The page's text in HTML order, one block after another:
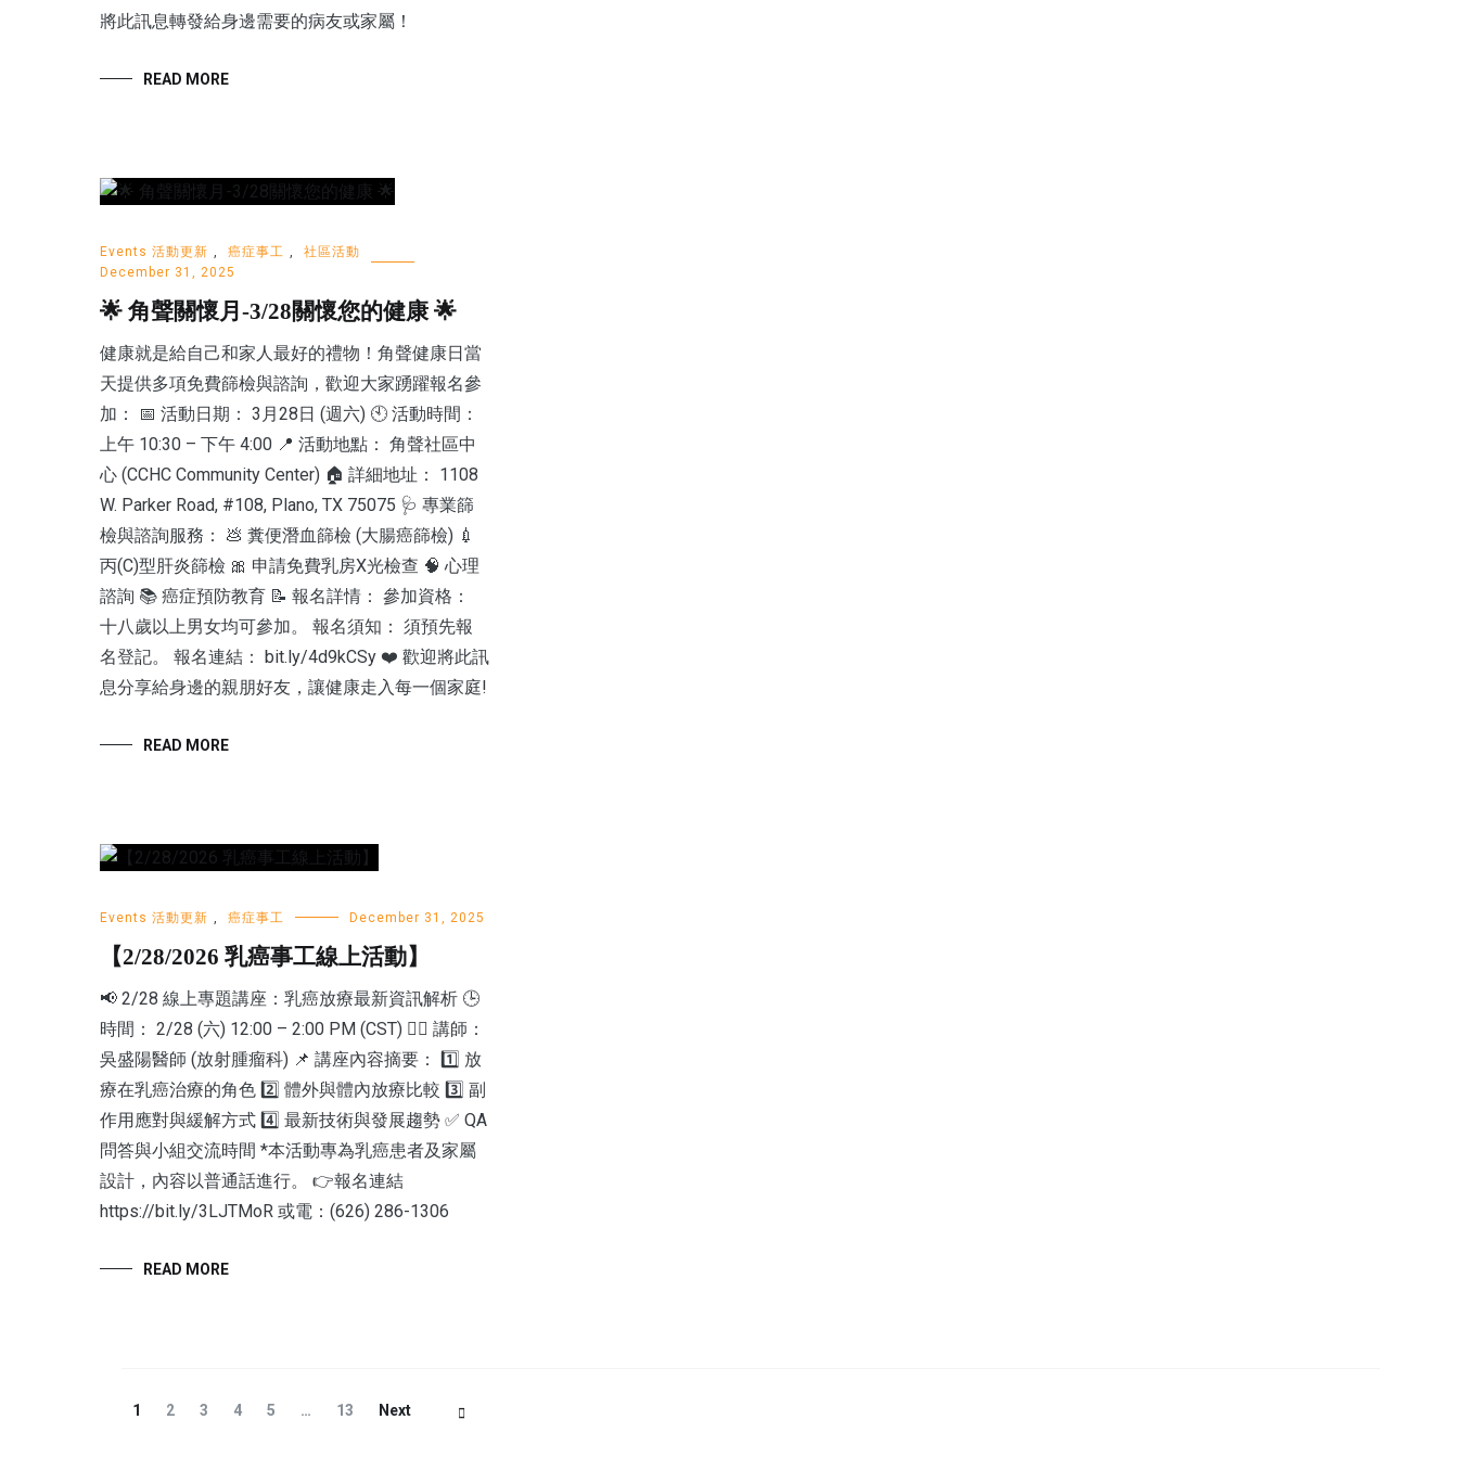
將此訊息轉發給身邊需要的病友或家屬！
READ MORE
Events 活動更新 , 癌症事工 ,
社區活動
December 31, 2025
🌟 角聲關懷月-3/28關懷您的健康 🌟
健康就是給自己和家人最好的禮物！角聲健康日當
天提供多項免費篩檢與諮詢，歡迎大家踴躍報名參
加： 📅 活動日期： 3月28日 (週六) 🕙 活動時間：
上午 10:30 – 下午 4:00 📍 活動地點： 角聲社區中
心 (CCHC Community Center) 🏠 詳細地址： 1108
W. Parker Road, #108, Plano, TX 75075 🩺 專業篩
檢與諮詢服務： 💩 糞便潛血篩檢 (大腸癌篩檢) 💉
丙(C)型肝炎篩檢 🎀 申請免費乳房X光檢查 🧠 心理
諮詢 📚 癌症預防教育 📝 報名詳情： 參加資格：
十八歲以上男女均可參加。 報名須知： 須預先報
名登記。 報名連結： bit.ly/4d9kCSy ❤️ 歡迎將此訊
息分享給身邊的親朋好友，讓健康走入每一個家庭!
READ MORE
Events 活動更新 , 癌症事工 December 31, 2025
【2/28/2026 乳癌事工線上活動】
📢 2/28 線上專題講座：乳癌放療最新資訊解析 🕒
時間： 2/28 (六) 12:00 – 2:00 PM (CST) 👨‍⚕️ 講師：
吳盛陽醫師 (放射腫瘤科) 📌 講座內容摘要： 1️⃣ 放
療在乳癌治療的角色 2️⃣ 體外與體內放療比較 3️⃣ 副
作用應對與緩解方式 4️⃣ 最新技術與發展趨勢 ✅ QA
問答與小組交流時間 *本活動專為乳癌患者及家屬
設計，內容以普通話進行。 👉報名連結
https://bit.ly/3LJTMoR 或電：(626) 286-1306
READ MORE
1 2 3 4 5 … 13 Next